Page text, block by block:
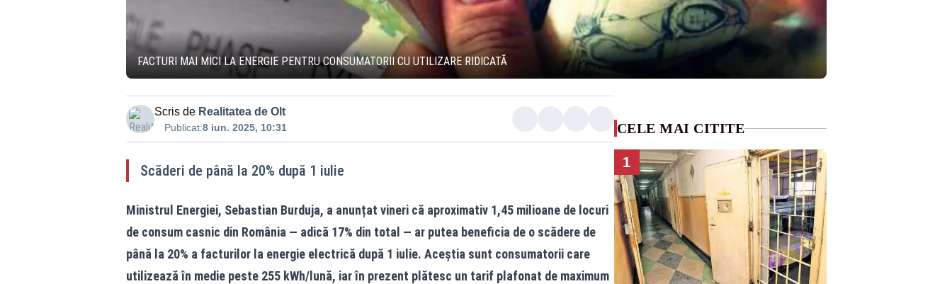
FACTURI MAI MICI LA ENERGIE PENTRU CONSUMATORII CU UTILIZARE RIDICATĂ
Scris de Realitatea de Olt
Publicat:8 iun. 2025, 10:31
Scăderi de până la 20% după 1 iulie
Ministrul Energiei, Sebastian Burduja, a anunțat vineri că aproximativ 1,45 milioane de locuri
de consum casnic din România — adică 17% din total — ar putea beneficia de o scădere de
până la 20% a facturilor la energie electrică după 1 iulie. Aceștia sunt consumatorii care
utilizează în medie peste 255 kWh/lună, iar în prezent plătesc un tarif plafonat de maximum
CELE MAI CITITE
1